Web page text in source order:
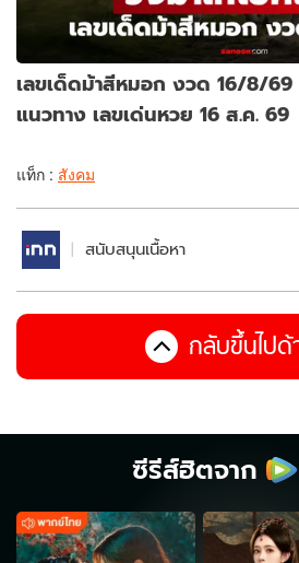
เลขเด็ดม้าสีหมอก งวด 16/8/
แนวทาง เลขเด่นหวย 16 ส.ค. 69
แท็ก : สังคม
สนับสนุนเนื้อหา
กลับขึ้นไปด้
ซีรีส์ฮิตจาก